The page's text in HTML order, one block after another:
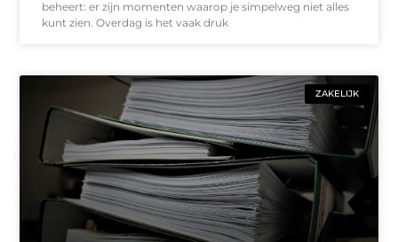
beheert: er zijn momenten waarop je simpelweg niet alles
kunt zien. Overdag is het vaak druk
ZAKELIJK